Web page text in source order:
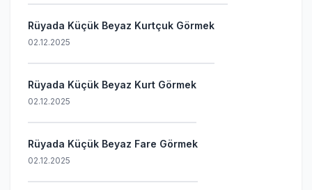
Rüyada Küçük Beyaz Kurtçuk Görmek
02.12.2025
Rüyada Küçük Beyaz Kurt Görmek
02.12.2025
Rüyada Küçük Beyaz Fare Görmek
02.12.2025